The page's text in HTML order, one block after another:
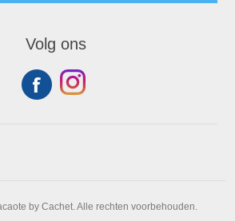
Volg ons
by Cachet. Alle rechten voorbehouden.